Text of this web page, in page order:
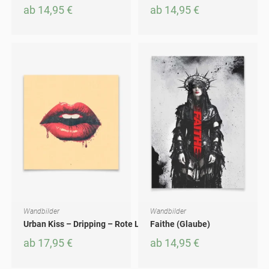
ab 14,95 € ab 14,95 €
AUSFÜHRUNG WÄHLEN
Wandbilder
Urban Kiss – Dripping – Rote Lippen an einer Wand
ab 17,95 €
AUSFÜHRUNG WÄHLEN
Wandbilder
Faithe (Glaube)
ab 14,95 €